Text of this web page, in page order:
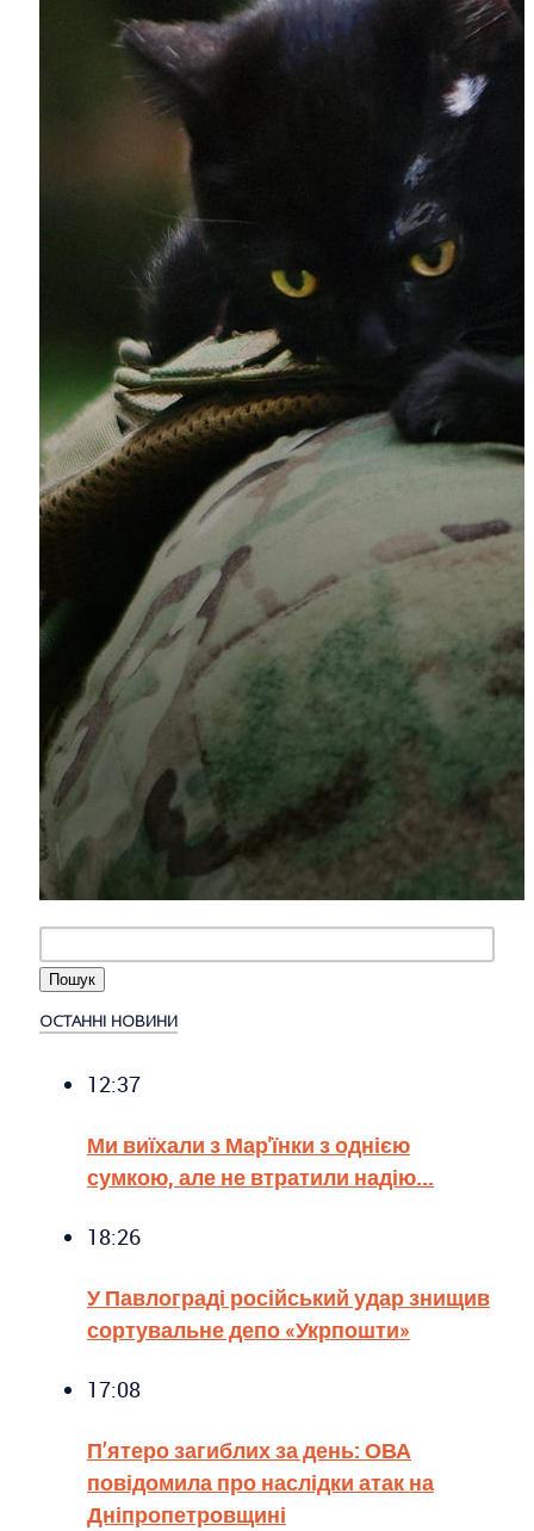
ОСТАННІ НОВИНИ
12:37
Ми виїхали з Мар'їнки з однією
сумкою, але не втратили надію...
18:26
У Павлограді російський удар знищив
сортувальне депо «Укрпошти»
17:08
П’ятеро загиблих за день: ОВА
повідомила про наслідки атак на
Дніпропетровщині